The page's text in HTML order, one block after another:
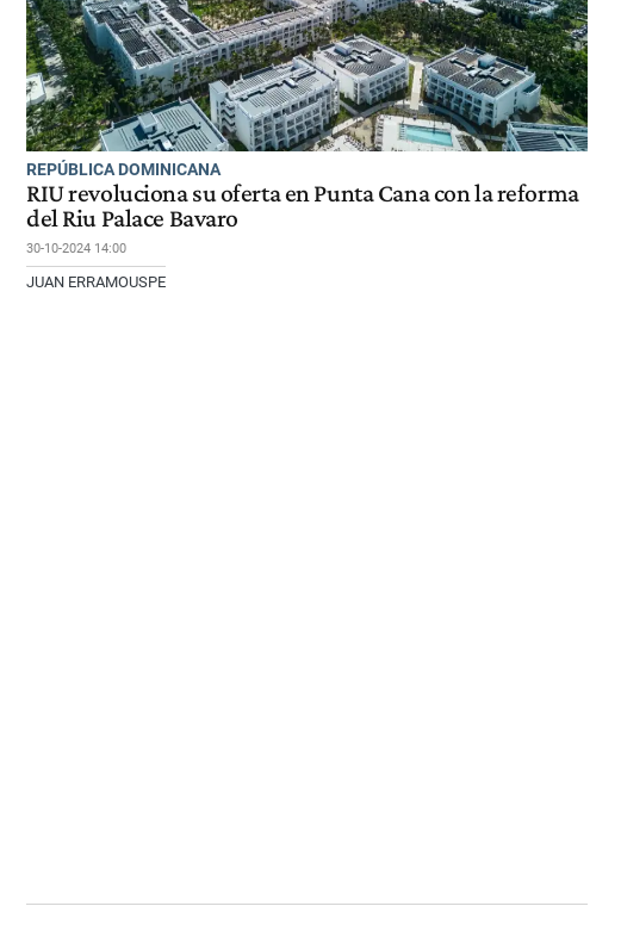
REPÚBLICA DOMINICANA
RIU revoluciona su oferta en Punta Cana con la reforma
del Riu Palace Bavaro
30-10-2024 14:00
JUAN ERRAMOUSPE